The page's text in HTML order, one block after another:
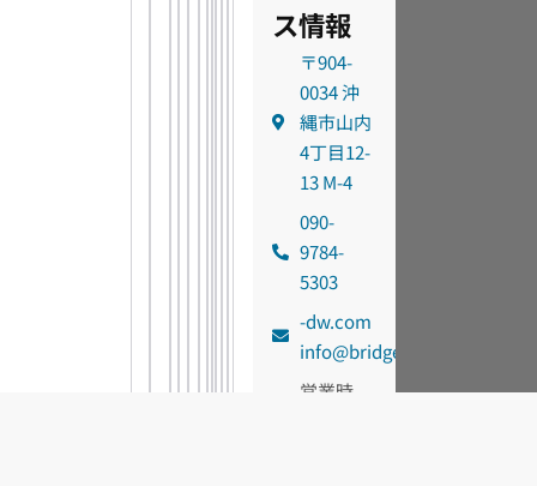
ス情報
〒904-
0034 沖
縄市山内
4丁目12-
13 M-4
090-
9784-
5303
moc.wd-
egdirb
@ofni
営業時